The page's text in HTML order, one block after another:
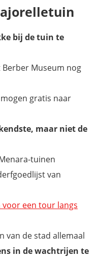
bij de tuin te
Museum nog
gratis naar
maar niet de
tuinen
van
een tour langs
van de stad allemaal
in de wachtrijen te